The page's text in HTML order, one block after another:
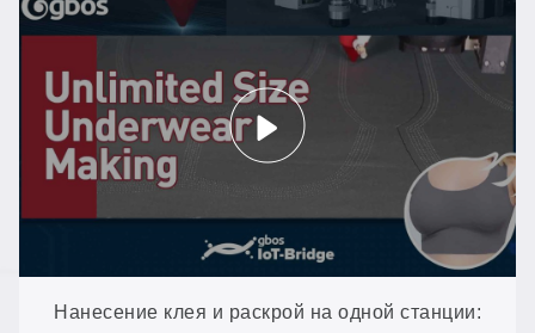
бесшовной одежды
Нанесение клея и раскрой на одной станции: